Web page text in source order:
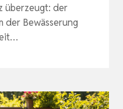
überzeugt: der
der Bewässerung